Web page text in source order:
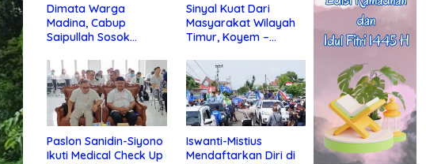
Dimata Warga
Madina, Cabup
Saipullah Sosok
Anak Yatim
Sinyal Kuat Dari
Masyarakat Wilayah
Timur, Koyem –
di Kotim
Paslon Sanidin-Siyono
Ikuti Medical Check Up
Iswanti-Mistius
Mendaftarkan Diri di